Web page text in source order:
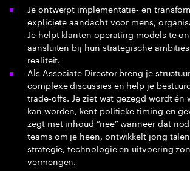
Je ontwerpt implementatie‑ en
expliciete aandacht voor mens,
Je helpt klanten operating models te
aansluiten bij hun strategische
realiteit.
Als Associate Director breng je
complexe discussies en help je
trade-offs. Je ziet wat gezegd wordt én
kan worden, kent politieke timing en
zegt met inhoud “nee” wanneer dat
teams om je heen, ontwikkelt jong
strategie, technologie en uitvoering
vermengen.